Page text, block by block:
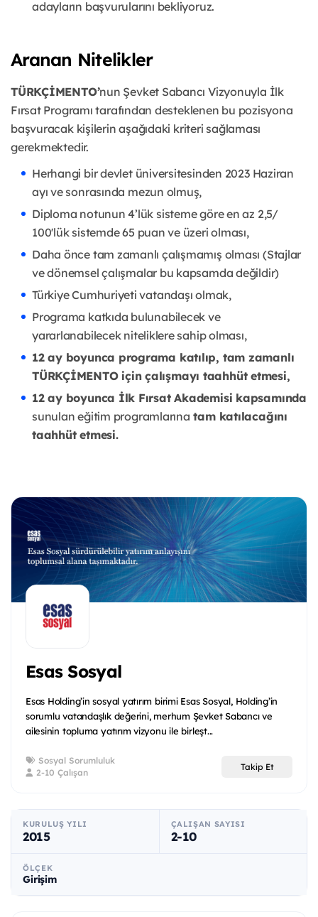
adayların başvurularını bekliyoruz.
Aranan Nitelikler
TÜRKÇİMENTO’nun Şevket Sabancı Vizyonuyla İlk
Fırsat Programı tarafından desteklenen bu pozisyona
başvuracak kişilerin aşağıdaki kriteri sağlaması
gerekmektedir.
Herhangi bir devlet üniversitesinden 2023 Haziran
ayı ve sonrasında mezun olmuş,
Diploma notunun 4’lük sisteme göre en az 2,5/
100'lük sistemde 65 puan ve üzeri olması,
Daha önce tam zamanlı çalışmamış olması (Stajlar
ve dönemsel çalışmalar bu kapsamda değildir)
Türkiye Cumhuriyeti vatandaşı olmak,
Programa katkıda bulunabilecek ve
yararlanabilecek niteliklere sahip olması,
12 ay boyunca programa katılıp, tam zamanlı
TÜRKÇİMENTO için çalışmayı taahhüt etmesi,
12 ay boyunca İlk Fırsat Akademisi kapsamında
sunulan eğitim programlarına tam katılacağını
taahhüt etmesi.
Esas Sosyal
Esas Holding’in sosyal yatırım birimi Esas Sosyal, Holding’in
sorumlu vatandaşlık değerini, merhum Şevket Sabancı ve
ailesinin topluma yatırım vizyonu ile birleşt...
Sosyal Sorumluluk
2-10 Çalışan
Takip Et
KURULUŞ YILI
2015
ÇALIŞAN SAYISI
2-10
ÖLÇEK
Girişim